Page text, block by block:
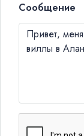
Сообщение